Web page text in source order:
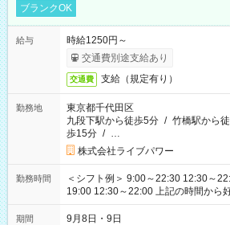
ブランクOK
給与
時給1250円～
交通費別途支給あり
交通費 支給（規定有り）
勤務地
東京都千代田区
九段下駅から徒歩5分 / 竹橋駅から
歩15分 / …
株式会社ライブパワー
勤務時間
＜シフト例＞ 9:00～22:30 12:30～
19:00 12:30～22:00 上記の時間から好きな時間を選べます！ ※
時間は変更となる可能性があります
期間 9月8日・9日